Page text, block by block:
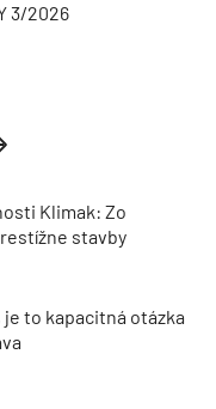
3/2026
Klimak: Zo
stavby
to kapacitná otázka